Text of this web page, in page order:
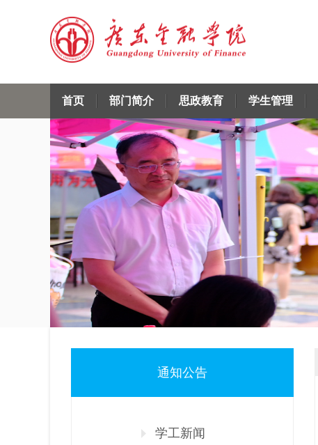
首页 部门简介 思政教育 学生管理
通知公告
学工新闻